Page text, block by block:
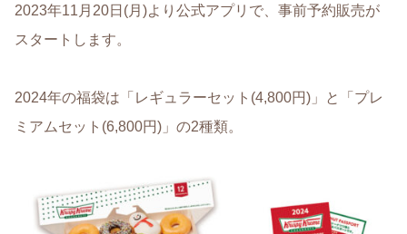
2023年11月20日(月)より公式アプリで、事前予約販売が
スタートします。
2024年の福袋は「レギュラーセット(4,800円)」と「プレ
ミアムセット(6,800円)」の2種類。